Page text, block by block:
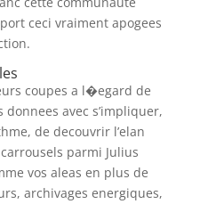
ceci vraiment apogees
coupes a l�egard de
avec s’impliquer,
de decouvrir l’elan
parmi Julius
vos aleas en plus de
archivages energiques,